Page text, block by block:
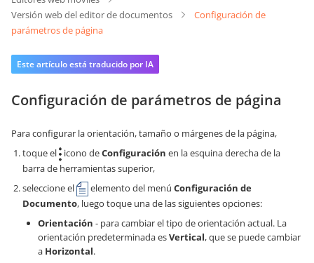
Versión web del editor de documentos
Configuración de
parámetros de página
Este artículo está traducido por IA
Configuración de parámetros de página
Para configurar la orientación, tamaño o márgenes de la página,
toque el
icono deConfiguración en la esquina derecha de la
barra de herramientas superior,
seleccione el
elemento del menú Configuración de
Documento, luego toque una de las siguientes opciones:
Orientación - para cambiar el tipo de orientación actual. La
orientación predeterminada esVertical, que se puede cambiar
a Horizontal.